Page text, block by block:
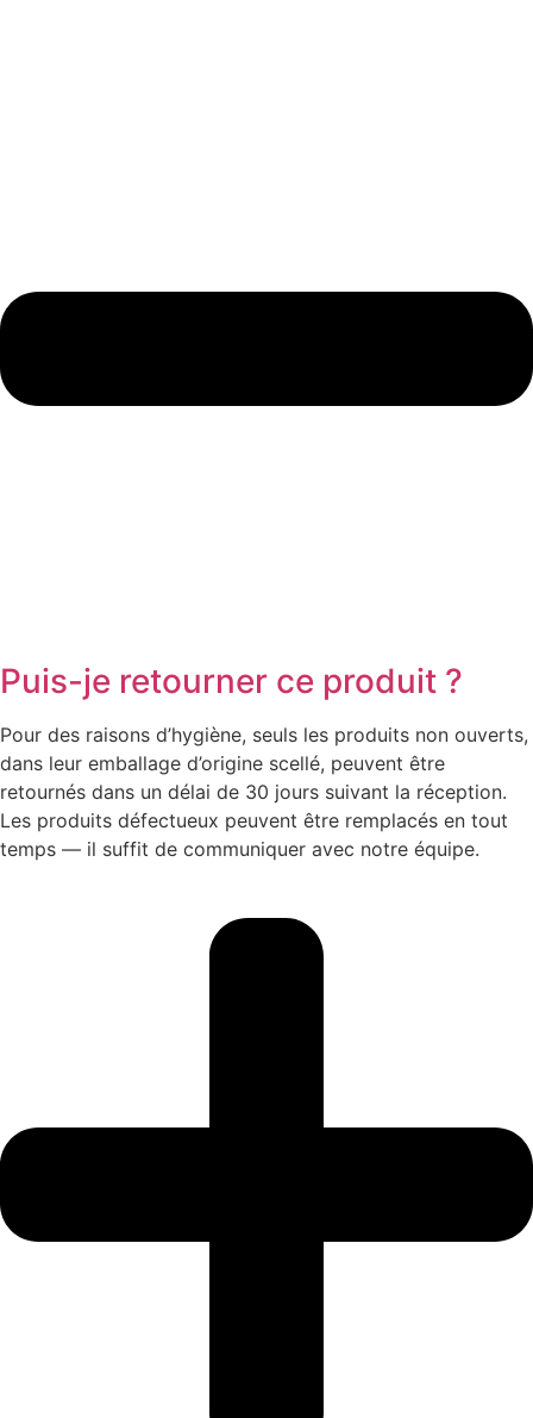
Puis-je retourner ce produit ?
Pour des raisons d’hygiène, seuls les produits non ouverts,
dans leur emballage d’origine scellé, peuvent être
retournés dans un délai de 30 jours suivant la réception.
Les produits défectueux peuvent être remplacés en tout
temps — il suffit de communiquer avec notre équipe.